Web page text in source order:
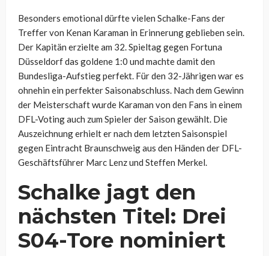
Besonders emotional dürfte vielen Schalke-Fans der
Treffer von Kenan Karaman in Erinnerung geblieben sein.
Der Kapitän erzielte am 32. Spieltag gegen Fortuna
Düsseldorf das goldene 1:0 und machte damit den
Bundesliga-Aufstieg perfekt. Für den 32-Jährigen war es
ohnehin ein perfekter Saisonabschluss. Nach dem Gewinn
der Meisterschaft wurde Karaman von den Fans in einem
DFL-Voting auch zum Spieler der Saison gewählt. Die
Auszeichnung erhielt er nach dem letzten Saisonspiel
gegen Eintracht Braunschweig aus den Händen der DFL-
Geschäftsführer Marc Lenz und Steffen Merkel.
Schalke jagt den
nächsten Titel: Drei
S04-Tore nominiert